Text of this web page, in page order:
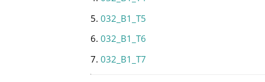
5. 032_B1_T5
6. 032_B1_T6
7. 032_B1_T7